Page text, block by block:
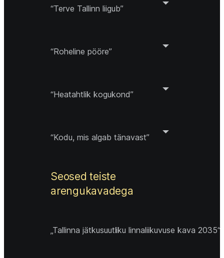
“Terve Tallinn liigub”
“Roheline pööre”
“Heatahtlik kogukond”
“Kodu, mis algab tänavast”
Seosed teiste
arengukavadega
„Tallinna jätkusuutliku linnaliikuvuse kava 2035“